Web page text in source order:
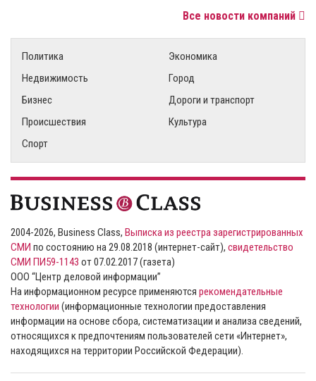
Все новости компаний
Политика
Экономика
Недвижимость
Город
Бизнес
Дороги и транспорт
Происшествия
Культура
Спорт
2004-2026, Business Class, Выписка из реестра зарегистрированных
СМИ по состоянию на 29.08.2018 (интернет-сайт), свидетельство
СМИ ПИ59-1143 от 07.02.2017 (газета)
ООО “Центр деловой информации”
На информационном ресурсе применяются рекомендательные
технологии (информационные технологии предоставления
информации на основе сбора, систематизации и анализа сведений,
относящихся к предпочтениям пользователей сети «Интернет»,
находящихся на территории Российской Федерации).